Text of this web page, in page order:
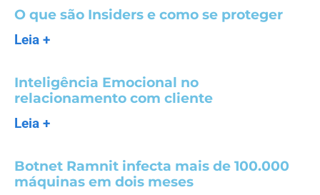
O que são Insiders e como se proteger
Leia +
Inteligência Emocional no
relacionamento com cliente
Leia +
Botnet Ramnit infecta mais de 100.000
máquinas em dois meses